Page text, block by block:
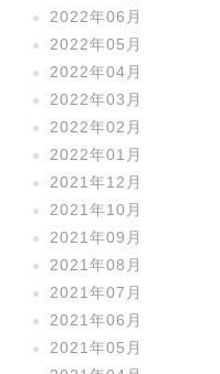
2022年06月
2022年05月
2022年04月
2022年03月
2022年02月
2022年01月
2021年12月
2021年10月
2021年09月
2021年08月
2021年07月
2021年06月
2021年05月